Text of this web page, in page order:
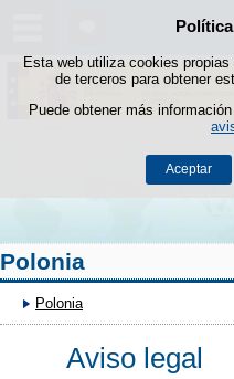
Esta web utiliza cookies
de terceros para obtener
Puede obtener más
Aceptar
Polonia
Polonia
Aviso legal